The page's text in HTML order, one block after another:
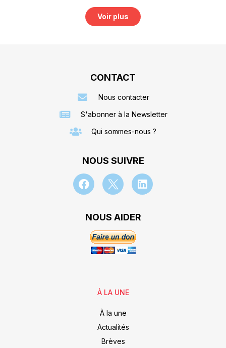
Voir plus
CONTACT
Nous contacter
S'abonner à la Newsletter
Qui sommes-nous ?
NOUS SUIVRE
NOUS AIDER
À LA UNE
À la une
Actualités
Brèves